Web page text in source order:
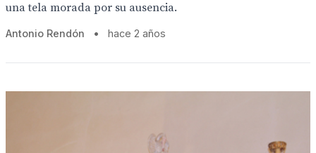
una tela morada por su ausencia.
Antonio Rendón • hace 2 años